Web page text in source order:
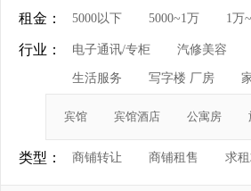
租金： 5000以下 5000~1万 1万
行业： 电子通讯/专柜 汽修美容
生活服务 写字楼 厂房
宾馆 宾馆酒店 公寓房
类型： 商铺转让 商铺租售 求